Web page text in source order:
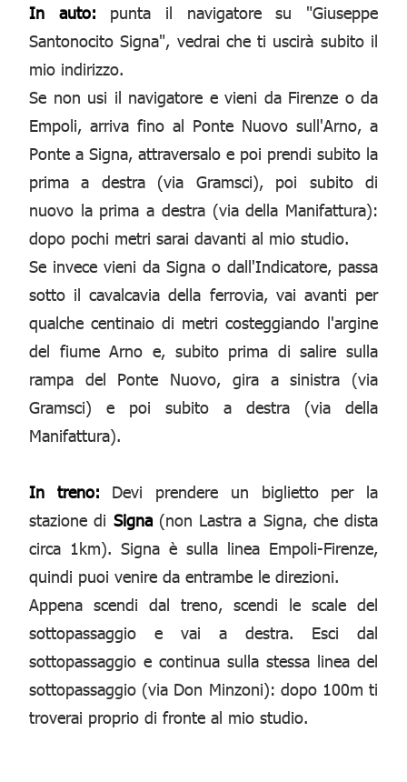
In auto: punta il navigatore su "Giuseppe
Santonocito Signa", vedrai che ti uscirà subito il
mio indirizzo.
Se non usi il navigatore e vieni da Firenze o da
Empoli, arriva fino al Ponte Nuovo sull'Arno, a
Ponte a Signa, attraversalo e poi prendi subito la
prima a destra (via Gramsci), poi subito di
nuovo la prima a destra (via della Manifattura):
dopo pochi metri sarai davanti al mio studio.
Se invece vieni da Signa o dall'Indicatore, passa
sotto il cavalcavia della ferrovia, vai avanti per
qualche centinaio di metri costeggiando l'argine
del fiume Arno e, subito prima di salire sulla
rampa del Ponte Nuovo, gira a sinistra (via
Gramsci) e poi subito a destra (via della
Manifattura).
In treno: Devi prendere un biglietto per la
stazione di Signa(non Lastra a Signa, che dista
circa 1km). Signa è sulla linea Empoli-Firenze,
quindi puoi venire da entrambe le direzioni.
Appena scendi dal treno, scendi le scale del
sottopassaggio e vai a destra. Esci dal
sottopassaggio e continua sulla stessa linea del
sottopassaggio (via Don Minzoni): dopo 100m ti
troverai proprio di fronte al mio studio.